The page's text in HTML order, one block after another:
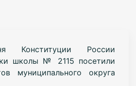
Конституции России
школы № 2115 посетили
муниципального округа